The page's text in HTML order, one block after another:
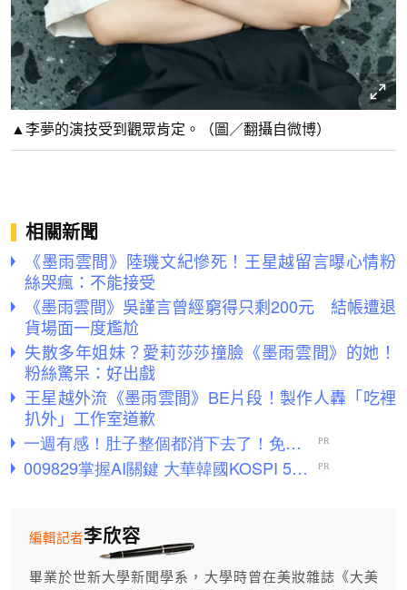
▲李夢的演技受到觀眾肯定。（圖／翻攝自微博）
相關新聞
《墨雨雲間》陸璣文紀慘死！王星越留言曝心情粉
絲哭瘋：不能接受
《墨雨雲間》吳謹言曾經窮得只剩200元 結帳遭退
貨場面一度尷尬
失散多年姐妹？愛莉莎莎撞臉《墨雨雲間》的她！
粉絲驚呆：好出戲
王星越外流《墨雨雲間》BE片段！製作人轟「吃裡
扒外」工作室道歉
李欣容
編輯記者
畢業於世新大學新聞學系，大學時曾在美妝雜誌《大美